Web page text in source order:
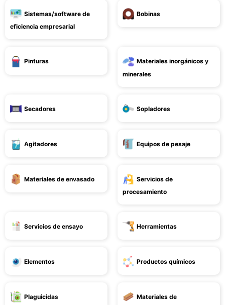
Sistemas/software de
eficiencia empresarial
Bobinas
Pinturas
Materiales inorgánicos y
minerales
Secadores Sopladores
Agitadores Equipos de pesaje
Materiales de envasado
Servicios de
procesamiento
Servicios de ensayo Herramientas
Elementos Productos químicos
Plaguicidas
Materiales de